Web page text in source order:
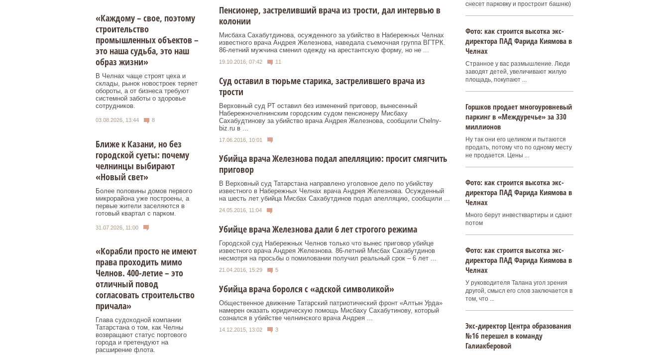
«Каждому – свое, поэтому
строительство
промышленных объектов –
это наша судьба, это наш
образ жизни»
В Челнах чаще строят цеха и
склады, рынок новостроек теряет
обороты, а от бизнеса требуют
системной заботы о здоровье
сотрудников.
03.08.2026, 13:44 8
Ближе к Казани, но без
городской суеты: почему
челнинцы выбирают
«Новый свет»
Более половины домов первого
микрорайона уже построены, а
первые жители заселяются в
готовый квартал с парком.
31.07.2026, 11:00
«Корабли просто не имеют
права проходить мимо
Челнов. 400-летие – это
отличный повод
согласовать строительство
причала»
Глава судоходной компании
Татарстана о том, как Челны
возвращают статус портового
города и претендуют на
расширение флота.
Пенсионер, застреливший врача из трости, дал интервью в
колонии
Мисбаха Сахабутдинова, осужденного за убийство в Набережных Челнах
известного врача Андрея Железнова, наведала съемочная группа ВГТРК.
86-летний мужчина сменил одежду на арестантскую форму, но не ...
19.10.2016, 07:42 11
Суд оставил в тюрьме старика, застрелившего врача из
трости
Верховный суд РТ оставил без изменений приговор, вынесенный
Набережночелнинским городским судом пенсионеру Мисбаху
Сахабудтинову за убийство врача Андрея Железнова, сообщили Chelny-
biz.ru в ...
17.06.2016, 10:01
Убийца врача Железнова подал апелляцию: просит смягчить
приговор
В Верховный суд Татарстана направлено уголовное дело по убийству
известного в Набережных Челнах врача Андрея Железнова. Осужденный
на шесть лет убийца Мисбах Сахабутдинов подал апелляцию, сообщили ...
24.05.2016, 11:04
Убийце врача Железнова дали 6 лет строгого режима
Городской суд Набережных Челнов только что вынес приговор убийце
известного врача Андрея Железнова. 86-летний Мисбах Сахабутдинов
несмотря на просьбы о помиловании получил реальный срок – 6 лет ...
21.04.2016, 15:29 5
Убийца врача боролся с «адской символикой»
Общественное движение Татарский патриотический фронт «Алтын Урда»
намерен оказать юридическую помощь Мисбаху Сахабутинову, который
сознался в убийстве челнинского врача Андрея ...
14.12.2015, 13:02 3
снесет парковку и простроит башню)
Фото: как строится высотка экс-
директора ПАД Фарида Киямова в
Челнах
Странное у вас размышление. Люди
заводят детей, увеличивают жилую
площадь, покупают ...
Горшков продает многоуровневый
паркинг в «Междуречье» за 330
миллионов
Ну так они его целиком и пытаются
продать, потому что по одному месту
не продается. Цены ...
Фото: как строится высотка экс-
директора ПАД Фарида Киямова в
Челнах
Много берут инвестквартиры и сдают
потом
Фото: как строится высотка экс-
директора ПАД Фарида Киямова в
Челнах
У руководителя Талана угол зрения
другой, смысл его слов заключается в
том, что ...
Экс-директор Центра образования
№16 перешел в команду
Галиакберовой